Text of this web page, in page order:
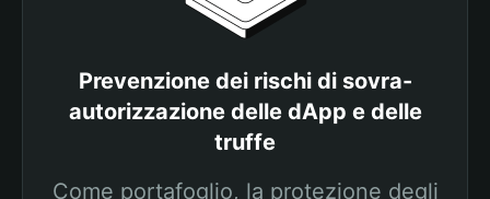
Prevenzione dei rischi di sovra-
autorizzazione delle dApp e delle
truffe
Come portafoglio, la protezione degli